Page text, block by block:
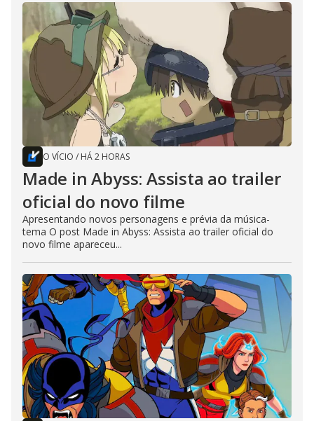
O VÍCIO / HÁ 2 HORAS
Made in Abyss: Assista ao trailer
oficial do novo filme
Apresentando novos personagens e prévia da música-
tema O post Made in Abyss: Assista ao trailer oficial do
novo filme apareceu...